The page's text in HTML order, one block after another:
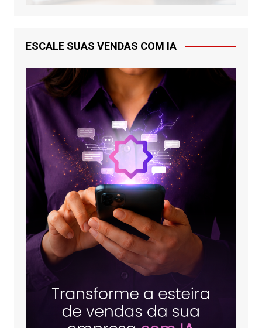
ESCALE SUAS VENDAS COM IA